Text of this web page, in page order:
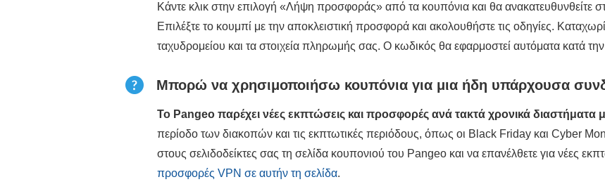
Κάντε κλικ στην επιλογή «Λήψη προσφοράς» από τα κουπόνια και θα ανακατευθυνθείτε
Επιλέξτε το κουμπί με την αποκλειστική προσφορά και ακολουθήστε τις οδηγίες.
ταχυδρομείου και τα στοιχεία πληρωμής σας. Ο κωδικός θα εφαρμοστεί αυτόματα κατά
Μπορώ να χρησιμοποιήσω κουπόνια για μια ήδη υπάρχουσα
Το Pangeo παρέχει νέες εκπτώσεις και προσφορές ανά τακτά χρονικά διαστήματα
περίοδο των διακοπών και τις εκπτωτικές περιόδους, όπως οι Black Friday και Cyber
στους σελιδοδείκτες σας τη σελίδα κουπονιού του Pangeo και να επανέλθετε για νέες
προσφορές VPN σε αυτήν τη σελίδα.